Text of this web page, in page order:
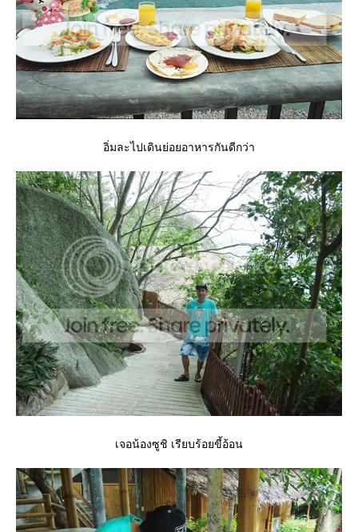
อิ่มละไปเดินย่อยอาหารกันดีกว่า
เจอน้องซูชิ เรียบร้อยขี้อ้อน